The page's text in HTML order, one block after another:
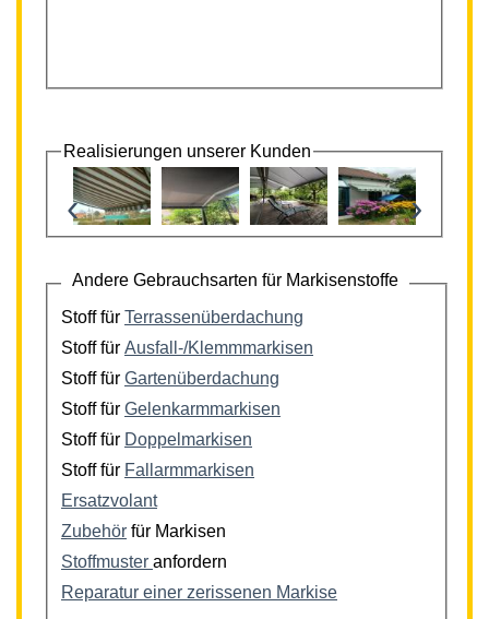
Realisierungen unserer Kunden
‹ ›
Andere Gebrauchsarten für Markisenstoffe
Stoff für Terrassenüberdachung
Stoff für Ausfall-/Klemmmarkisen
Stoff für Gartenüberdachung
Stoff für Gelenkarmmarkisen
Stoff für Doppelmarkisen
Stoff für Fallarmmarkisen
Ersatzvolant
Zubehör für Markisen
Stoffmuster anfordern
Reparatur einer zerissenen Markise